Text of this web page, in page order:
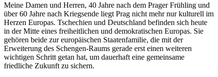
Meine Damen und Herren, 40 Jahre nach dem Prager Frühling und
über 60 Jahre nach Kriegsende liegt Prag nicht mehr nur kulturell im
Herzen Europas. Tschechien und Deutschland befinden sich heute
in der Mitte eines freiheitlichen und demokratischen Europas. Sie
gehören beide zur europäischen Staatenfamilie, die mit der
Erweiterung des Schengen-Raums gerade erst einen weiteren
wichtigen Schritt getan hat, um dauerhaft eine gemeinsame
friedliche Zukunft zu sichern.